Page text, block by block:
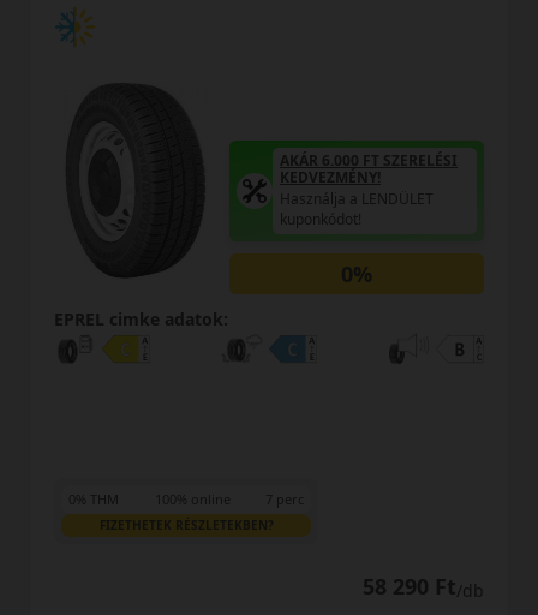
AKÁR 6.000 FT SZERELÉSI
KEDVEZMÉNY!
Használja a LENDÜLET
kuponkódot!
0%
EPREL cimke adatok:
0% THM 100% online 7 perc
FIZETHETEK RÉSZLETEKBEN?
58 290 Ft/db